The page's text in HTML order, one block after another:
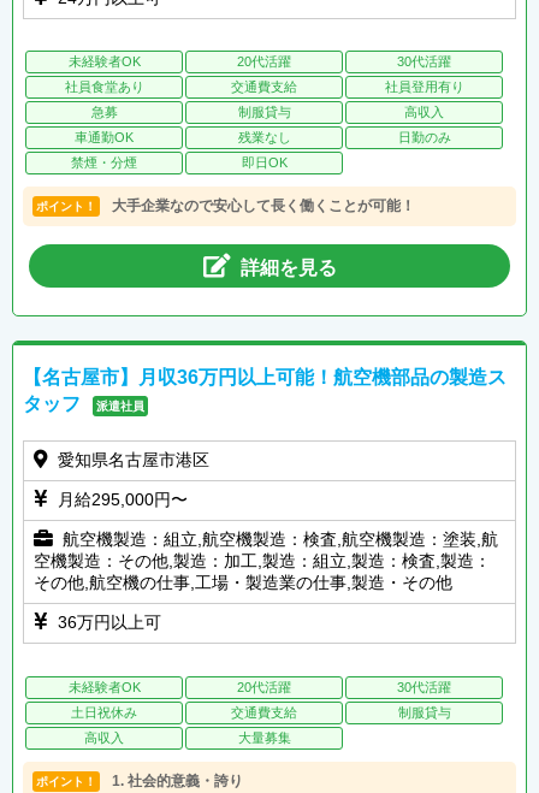
未経験者OK 20代活躍
30代活躍
社員食堂あり
交通費支給
社員登用有り
急募
制服貸与
高収入
車通勤OK
残業なし
日勤のみ
禁煙・分煙
即日OK
ポイント！ 大手企業なので安心して長く働くことが可能！
詳細を見る
【名古屋市】月収36万円以上可能！航空機部品の製造ス
タッフ
派遣社員
愛知県名古屋市港区
月給295,000円〜
航空機製造：組立,航空機製造：検査,航空機製造：塗装,航
空機製造：その他,製造：加工,製造：組立,製造：検査,製造：
その他,航空機の仕事,工場・製造業の仕事,製造・その他
36万円以上可
未経験者OK 20代活躍
30代活躍
土日祝休み
交通費支給
制服貸与
高収入
大量募集
ポイント！ 1. 社会的意義・誇り